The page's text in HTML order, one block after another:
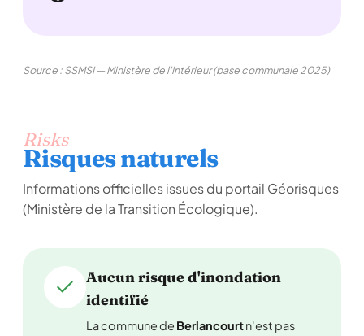
Source : SSMSI — Ministère de l'Intérieur (base communale 2025)
Risks
Risques naturels
Informations officielles issues du portail Géorisques
(Ministère de la Transition Écologique).
Aucun risque d'inondation
identifié
La commune de Berlancourtn'est pas